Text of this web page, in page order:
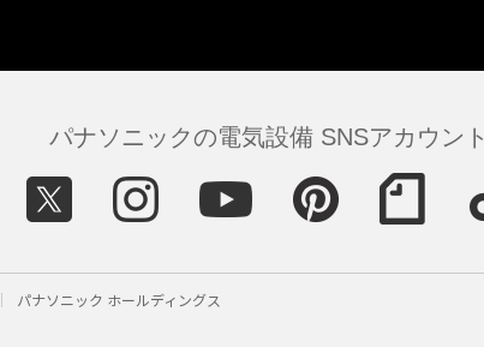
パナソニックの電気設備 SNSアカウント
パナソニック ホールディングス